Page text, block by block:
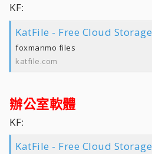
KF:
KatFile - Free Cloud Storage
foxmanmo files
katfile.com
辦公室軟體
KF:
KatFile - Free Cloud Storage